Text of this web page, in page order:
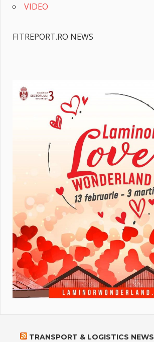
VIDEO
FITREPORT.RO NEWS
TRANSPORT & LOGISTICS NEWS